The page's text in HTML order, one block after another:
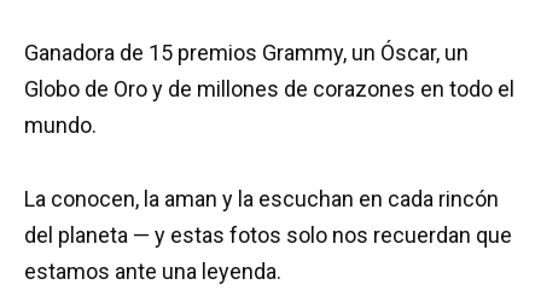
Ganadora de 15 premios Grammy, un Óscar, un
Globo de Oro y de millones de corazones en todo el
mundo.
La conocen, la aman y la escuchan en cada rincón
del planeta — y estas fotos solo nos recuerdan que
estamos ante una leyenda.